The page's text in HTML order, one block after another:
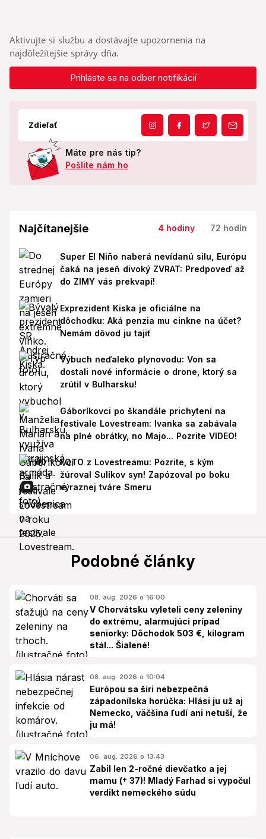
Aktivujte si službu a dostávajte upozornenia na
najdôležitejšie správy dňa.
Prihláste sa na odber notifikácií
Zdieľať
Máte pre nás tip?
Pošlite nám ho
Najčítanejšie 4 hodiny 72 hodín
Super El Niño naberá nevídanú silu, Európu
čaká na jeseň divoký ZVRAT: Predpoveď až
do ZIMY vás prekvapí!
Exprezident Kiska je oficiálne na
dôchodku: Aká penzia mu cinkne na účet?
Nemám dôvod ju tajiť
Výbuch neďaleko plynovodu: Von sa
dostali nové informácie o drone, ktorý sa
zrútil v Bulharsku!
Gáboríkovci po škandále prichytení na
festivale Lovestream: Ivanka sa zabávala
na plné obrátky, no Majo... Pozrite VIDEO!
FOTO z Lovestreamu: Pozrite, s kým
žúroval Sulíkov syn! Zapózoval po boku
výraznej tváre Smeru
Podobné články
08. aug. 2026 o 16:00
V Chorvátsku vyleteli ceny zeleniny
do extrému, alarmujúci prípad
seniorky: Dôchodok 503 €, kilogram
stál... Šialené!
08. aug. 2026 o 10:04
Európou sa šíri nebezpečná
západonílska horúčka: Hlási ju už aj
Nemecko, väčšina ľudí ani netuší, že
ju má!
06. aug. 2026 o 13:43
Zabil len 2-ročné dievčatko a jej
mamu († 37)! Mladý Farhad si vypočul
verdikt nemeckého súdu